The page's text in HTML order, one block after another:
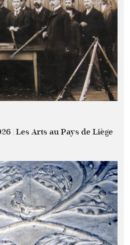
| Les Arts au Pays de Liège